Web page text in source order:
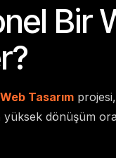
Bir
Tasarımprojesi,
dönüşüm